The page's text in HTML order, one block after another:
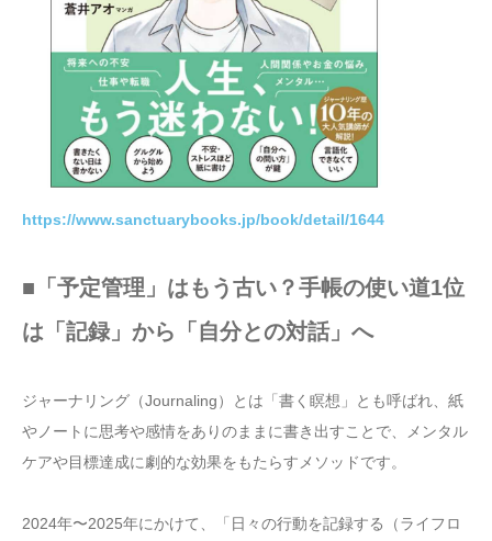
https://www.sanctuarybooks.jp/book/detail/1644
■「予定管理」はもう古い？手帳の使い道1位
は「記録」から「自分との対話」へ
ジャーナリング（Journaling）とは「書く瞑想」とも呼ばれ、紙
やノートに思考や感情をありのままに書き出すことで、メンタル
ケアや目標達成に劇的な効果をもたらすメソッドです。
2024年〜2025年にかけて、「日々の行動を記録する（ライフロ